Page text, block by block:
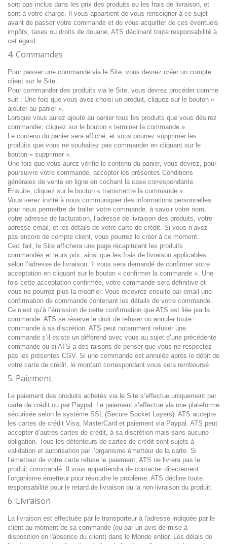
sont pas inclus dans les prix des produits ou les frais de livraison, et
sont à votre charge. Il vous appartient de vous renseigner à ce sujet
avant de passer votre commande et de vous acquitter de ces éventuels
impôts, taxes ou droits de douane, ATS déclinant toute responsabilité à
cet égard.
4. Commandes
Pour passer une commande via le Site, vous devrez créer un compte
client sur le Site.
Pour commander des produits via le Site, vous devrez procéder comme
suit : Une fois que vous avez choisi un produit, cliquez sur le bouton «
ajouter au panier ».
Lorsque vous aurez ajouté au panier tous les produits que vous désirez
commander, cliquez sur le bouton « terminer la commande ».
Le contenu du panier sera affiché, et vous pourrez supprimer les
produits que vous ne souhaitez pas commander en cliquant sur le
bouton « supprimer ».
Une fois que vous aurez vérifié le contenu du panier, vous devrez, pour
poursuivre votre commande, accepter les présentes Conditions
générales de vente en ligne en cochant la case correspondante.
Ensuite, cliquez sur le bouton « transmettre la commande ».
Vous serez invité à nous communiquer des informations personnelles
pour nous permettre de traiter votre commande, à savoir votre nom,
votre adresse de facturation, l’adresse de livraison des produits, votre
adresse email, et les détails de votre carte de crédit. Si vous n’avez
pas encore de compte client, vous pourrez le créer à ce moment.
Ceci fait, le Site affichera une page récapitulant les produits
commandés et leurs prix, ainsi que les frais de livraison applicables
selon l’adresse de livraison. Il vous sera demandé de confirmer votre
acceptation en cliquant sur le bouton « confirmer la commande ». Une
fois cette acceptation confirmée, votre commande sera définitive et
vous ne pourrez plus la modifier. Vous recevrez ensuite par email une
confirmation de commande contenant les détails de votre commande.
Ce n’est qu’à l’émission de cette confirmation que ATS est liée par la
commande. ATS se réserve le droit de refuser ou annuler toute
commande à sa discrétion. ATS peut notamment refuser une
commande s’il existe un différend avec vous au sujet d’une précédente
commande ou si ATS a des raisons de penser que vous ne respectez
pas les présentes CGV. Si une commande est annulée après le débit de
votre carte de crédit, le montant correspondant vous sera remboursé.
5. Paiement
Le paiement des produits achetés via le Site s’effectue uniquement par
carte de crédit ou par Paypal. Le paiement s’effectue via une plateforme
sécurisée selon le système SSL (Secure Socket Layers). ATS accepte
les cartes de crédit Visa, MasterCard et paiement via Paypal. ATS peut
accepter d’autres cartes de crédit, à sa discrétion mais sans aucune
obligation. Tous les détenteurs de cartes de crédit sont sujets à
validation et autorisation par l’organisme émetteur de la carte. Si
l’émetteur de votre carte refuse le paiement, ATS ne livrera pas le
produit commandé. Il vous appartiendra de contacter directement
l’organisme émetteur pour résoudre le problème. ATS décline toute
responsabilité pour le retard de livraison ou la non-livraison du produit.
6. Livraison
La livraison est effectuée par le transporteur à l'adresse indiquée par le
client au moment de sa commande (ou par un avis de mise à
disposition en l'absence du client) dans le Monde entier. Les délais de